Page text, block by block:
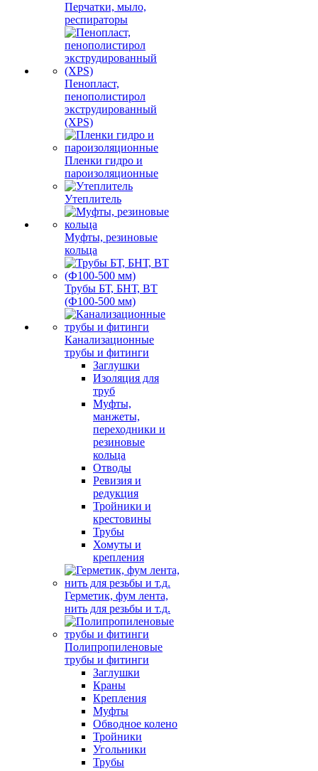
Перчатки, мыло,
респираторы
Пенопласт,
пенополистирол
экструдированный
(XPS)
Пленки гидро и
пароизоляционные
Утеплитель
Муфты, резиновые
кольца
Трубы БТ, БНТ, ВТ
(Ф100-500 мм)
Канализационные
трубы и фитинги
Заглушки
Изоляция для
труб
Муфты,
манжеты,
переходники и
резиновые
кольца
Отводы
Ревизия и
редукция
Тройники и
крестовины
Трубы
Хомуты и
крепления
Герметик, фум лента,
нить для резьбы и т.д.
Полипропиленовые
трубы и фитинги
Заглушки
Краны
Крепления
Муфты
Обводное колено
Тройники
Угольники
Трубы